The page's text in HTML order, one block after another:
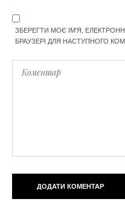
ЗБЕРЕГТИ МОЄ ІМ'Я,
БРАУЗЕРІ ДЛЯ НАСТУПНОГО